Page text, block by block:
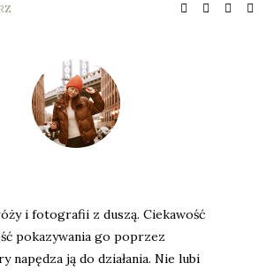
i fotografii z duszą. Ciekawość
pokazywania go poprzez
napędza ją do działania. Nie lubi